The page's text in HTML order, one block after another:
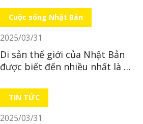
Cuộc sống Nhật Bản
2025/03/31
Di sản thế giới của Nhật Bản
được biết đến nhiều nhất là di
TIN TỨC
2025/03/31